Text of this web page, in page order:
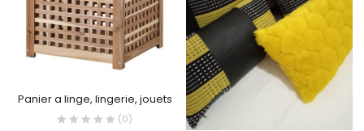
Panier a linge, lingerie, jouets
(0)